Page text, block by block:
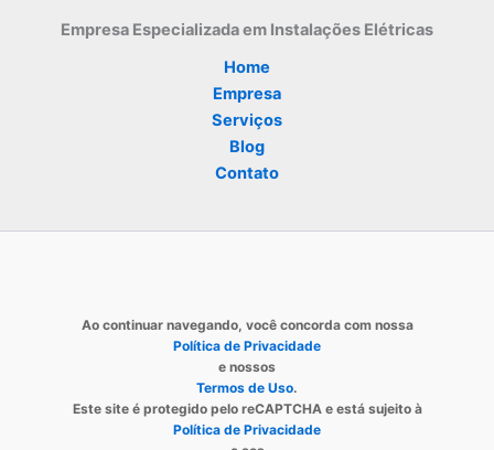
Empresa Especializadaem Instalações Elétricas
Home
Empresa
Serviços
Blog
Contato
Ao continuar navegando, você concorda com nossa
Política de Privacidade
e nossos
Termos de Uso.
Este site é protegido pelo reCAPTCHA e está sujeito à
Política de Privacidade